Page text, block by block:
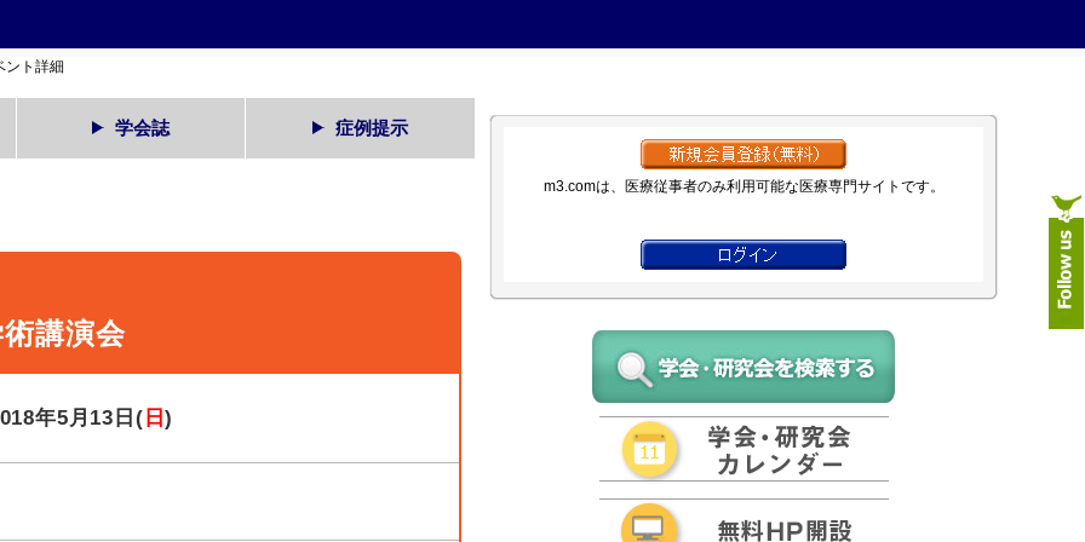
ント詳細
学会誌 症例提示
講演会
年5月13日( 日)
m3.comは、医療従事者のみ利用可能な医療専門サイトです。